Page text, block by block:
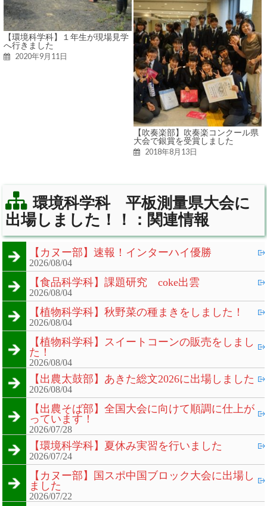
【環境科学科】１年生が現場見学
へ行きました
2020年9月11日
【吹奏楽部】吹奏楽コンクール県
大会で銀賞を受賞しました
2018年8月13日
環境科学科 平板測量県大会に
出場しました！！：関連情報
【カヌー部】速報！インターハイ優勝
2026/08/04
【食品科学科】課題研究 coke出雲
2026/08/04
【植物科学科】秋野菜の種まきをしました！
2026/08/04
【植物科学科】スイートコーンの販売をしまし
た！
2026/08/04
【出農太鼓部】あきた総文2026に出場しました
2026/08/04
【出農そば部】全国大会に向けて順調に仕上が
っています！
2026/07/28
【環境科学科】夏休み実習を行いました
2026/07/24
【カヌー部】国スポ中国ブロック大会に出場し
ました
2026/07/22